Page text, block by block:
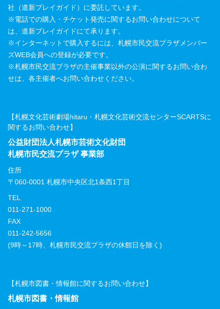
社（道新プレイガイド）に委託しています。
※電話での購入・チケット発売に関するお問い合わせについて
は、道新プレイガイドにて承ります。
※インターネットで購入するには、札幌市民交流プラザメンバー
ズWEB会員への登録が必要です。
※札幌市民交流プラザの主催事業以外の公演に関するお問い合わ
せは、各主催者へお問い合わせください。
【札幌文化芸術劇場hitaru・札幌文化芸術交流センターSCARTSに
関するお問い合わせ】
公益財団法人札幌市芸術文化財団
札幌市民交流プラザ 事業部
住所
〒060-0001 札幌市中央区北1条西1丁目
TEL
011-271-1000
FAX
011-242-5656
(9時～17時、札幌市民交流プラザの休館日を除く)
【札幌市図書・情報館に関するお問い合わせ】
札幌市図書・情報館